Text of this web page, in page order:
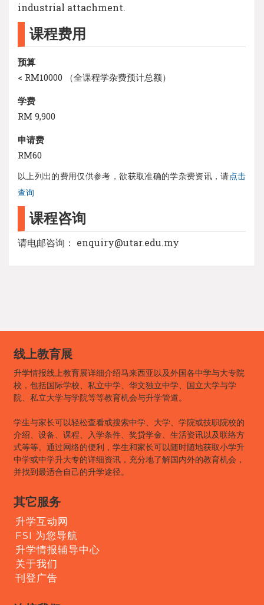
industrial attachment.
课程费用
预算
< RM10000 （全课程学杂费预计总额）
学费
RM 9,900
申请费
RM60
以上列出的费用仅供参考，欲获取准确的学杂费资讯，请点击
查询
课程咨询
请电邮咨询： enquiry@utar.edu.my
线上教育展
升学情报线上教育展详细介绍马来西亚以及外国各中学与大专院
校，包括国际学校、私立中学、华文独立中学、国立大学与学
院、私立大学与学院等等教育机会与升学管道。
学生与家长可以轻松查看或搜索中学、大学、学院或技职院校的
介绍、设备、课程、入学条件、奖贷学金、生活资讯以及联络方
式等等。通过网络的便利，学生和家长可以随时随地获取小学升
中学或中学升大专的详细资讯，充分地了解国内外的教育机会，
并找到最适合自己的升学途径。
其它服务
升学互动网
FSI 为您导航
升学情报辅导中心
关于我们
刊登广告